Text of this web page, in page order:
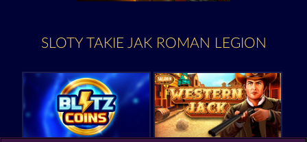
SLOTY TAKIE JAK ROMAN LEGION